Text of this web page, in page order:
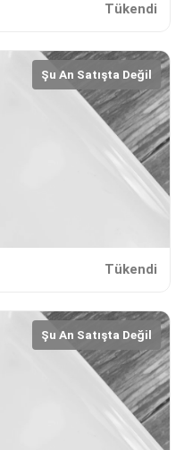
Tükendi
Şu An Satışta Değil
Tükendi
Şu An Satışta Değil